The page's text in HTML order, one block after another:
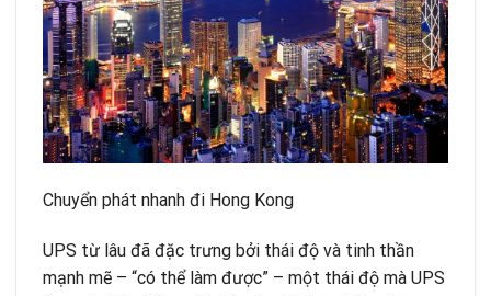
Chuyển phát nhanh đi Hong Kong
UPS từ lâu đã đặc trưng bởi thái độ và tinh thần
mạnh mẽ – “có thể làm được” – một thái độ mà UPS